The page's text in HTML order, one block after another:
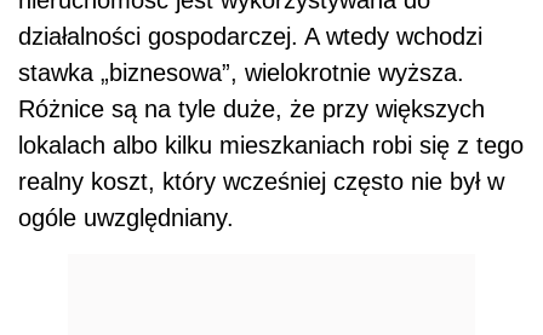
działalności gospodarczej. A wtedy wchodzi
stawka „biznesowa”, wielokrotnie wyższa.
Różnice są na tyle duże, że przy większych
lokalach albo kilku mieszkaniach robi się z tego
realny koszt, który wcześniej często nie był w
ogóle uwzględniany.